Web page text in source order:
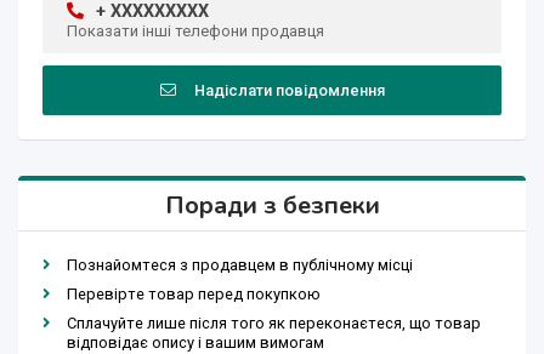
+ XXXXXXXXX
Показати інші телефони продавця
Надіслати повідомлення
Поради з безпеки
Познайомтеся з продавцем в публічному місці
Перевірте товар перед покупкою
Сплачуйте лише після того як переконаєтеся, що товар
відповідає опису і вашим вимогам